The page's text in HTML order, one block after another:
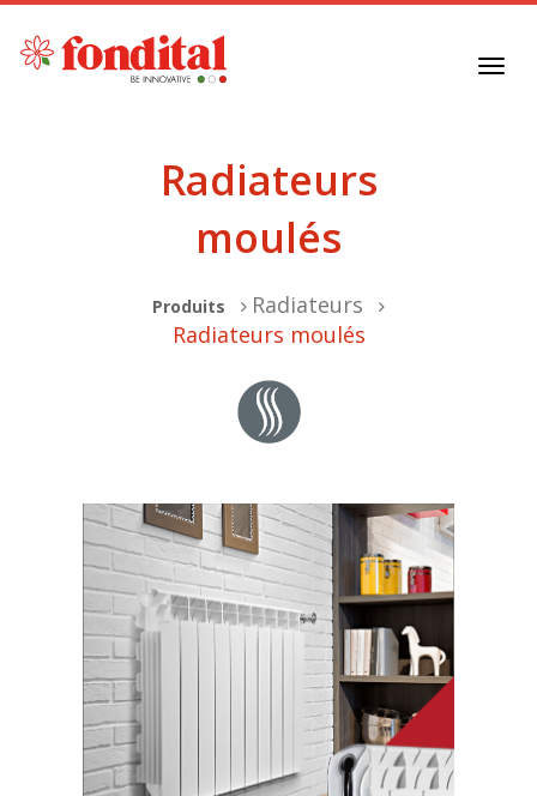
Radiateurs
moulés
Produits
Radiateurs
Radiateurs moulés